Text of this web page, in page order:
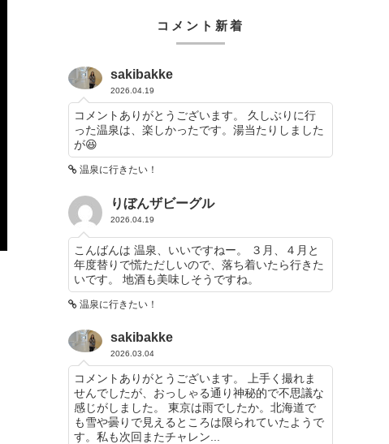
コメント新着
sakibakke
2026.04.19
コメントありがとうございます。 久しぶりに行
った温泉は、楽しかったです。湯当たりしました
が😆
温泉に行きたい！
りぼんザビーグル
2026.04.19
こんばんは 温泉、いいですねー。 ３月、４月と
年度替りで慌ただしいので、落ち着いたら行きた
いです。 地酒も美味しそうですね。
温泉に行きたい！
sakibakke
2026.03.04
コメントありがとうございます。 上手く撮れま
せんでしたが、おっしゃる通り神秘的で不思議な
感じがしました。 東京は雨でしたか。北海道で
も雪や曇りで見えるところは限られていたようで
す。私も次回またチャレン...